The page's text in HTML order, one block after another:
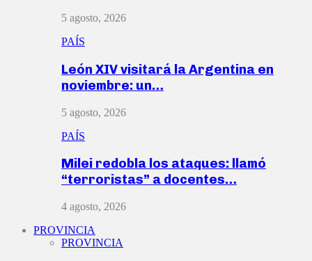
5 agosto, 2026
PAÍS
León XIV visitará la Argentina en
noviembre: un…
5 agosto, 2026
PAÍS
Milei redobla los ataques: llamó
“terroristas” a docentes…
4 agosto, 2026
PROVINCIA
PROVINCIA